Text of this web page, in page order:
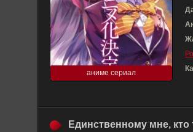
аниме сериал
Единственному мне, кто